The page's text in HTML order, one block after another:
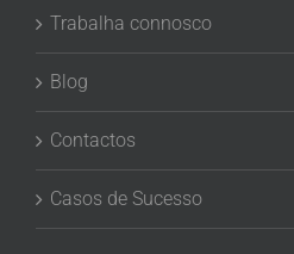
Trabalha connosco
Blog
Contactos
Casos de Sucesso